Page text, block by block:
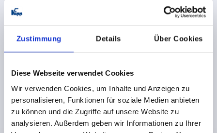
Zustimmung Details Über Cookies
Diese Webseite verwendet Cookies
Wir verwenden Cookies, um Inhalte und Anzeigen zu
personalisieren, Funktionen für soziale Medien anbieten
zu können und die Zugriffe auf unsere Website zu
analysieren. Außerdem geben wir Informationen zu Ihrer
AUSSENDURCHMESSER=40
FORM=H
BOHRUNG=6H8
H2=16
Bestellnummer:K0262.21066
6,86 €
zzgl. MwSt.
K0262 H